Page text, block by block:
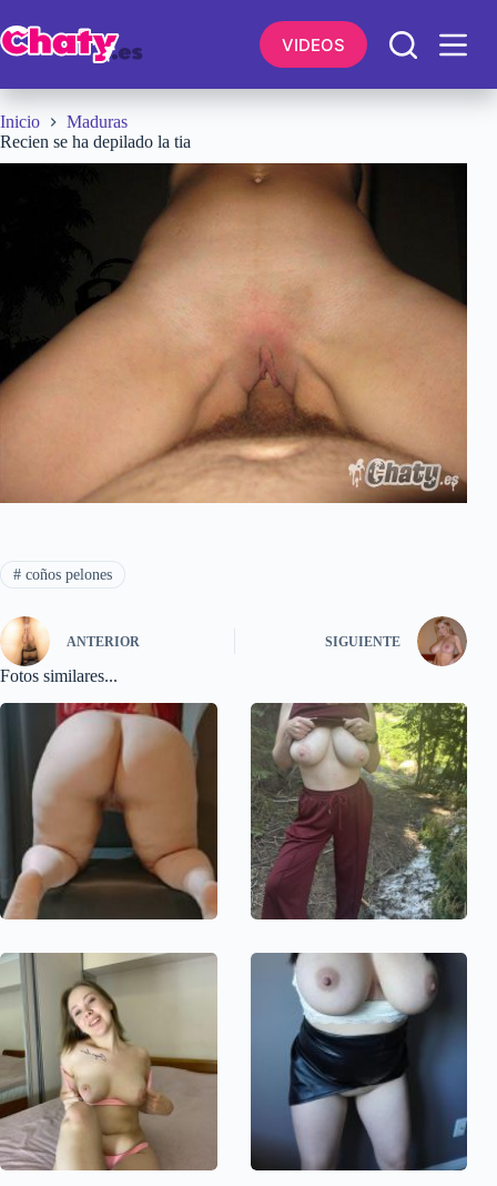
al
contenido
VIDEOS
Inicio
Maduras
Recien se ha depilado la tia
#coños pelones
ANTERIOR SIGUIENTE
Fotos similares...